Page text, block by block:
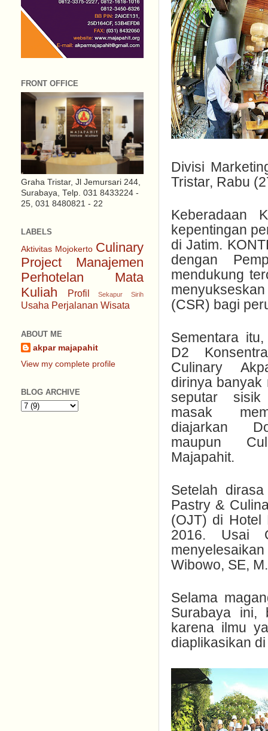
Divisi
Tristar, Rabu
Keberadaan
kepentingan
di Jatim.
dengan
mendukung
(CSR) bagi
Sementara
D2
Culinary
dirinya banyak
seputar
masak
diajarkan
maupun
Majapahit.
Setelah
Pastry &
(OJT) di Hotel
2016. Usai
Wibowo, SE,
Selama
Surabaya ini,
karena ilmu
diaplikasikan
FRONT OFFICE
Graha Tristar, Jl Jemursari 244,
Surabaya, Telp. 031 8433224 -
25, 031 8480821 - 22
LABELS
Aktivitas Mojokerto Culinary
Project
Manajemen
Perhotelan
Mata
Kuliah
Profil Sekapur Sirih
Usaha Perjalanan Wisata
ABOUT ME
akpar majapahit
View my complete profile
BLOG ARCHIVE